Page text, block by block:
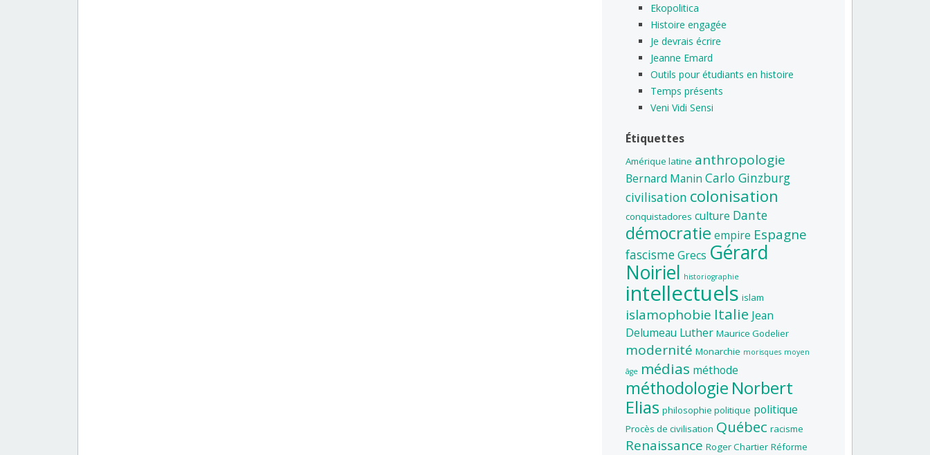
Ekopolitica
Histoire engagée
Je devrais écrire
Jeanne Emard
Outils pour étudiants en histoire
Temps présents
Veni Vidi Sensi
Étiquettes
Amérique latine anthropologie
Bernard Manin Carlo Ginzburg
civilisation colonisation
conquistadores culture Dante
démocratie empire Espagne
fascismeGrecs Gérard
Noiriel historiographie
intellectuels islam
islamophobie Italie Jean
Delumeau Luther Maurice Godelier
modernité Monarchie morisques moyen
âge médias méthode
méthodologie Norbert
Elias philosophie politique politique
Procès de civilisation Québec racisme
Renaissance Roger Chartier Réforme